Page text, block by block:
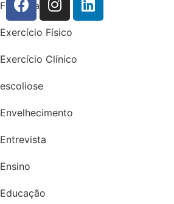
Fisioterapia
Exercício Físico
Exercício Clínico
escoliose
Envelhecimento
Entrevista
Ensino
Educação